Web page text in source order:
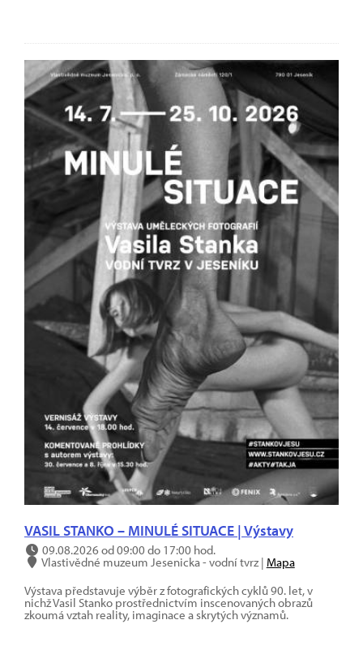
VASIL STANKO – MINULÉ SITUACE | Výstavy
09.08.2026 od 09:00 do 17:00 hod.
Vlastivědné muzeum Jesenicka - vodní tvrz | Mapa
Výstava představuje výběr z fotografických cyklů 90. let, v
nichž Vasil Stanko prostřednictvím inscenovaných obrazů
zkoumá vztah reality, imaginace a skrytých významů.